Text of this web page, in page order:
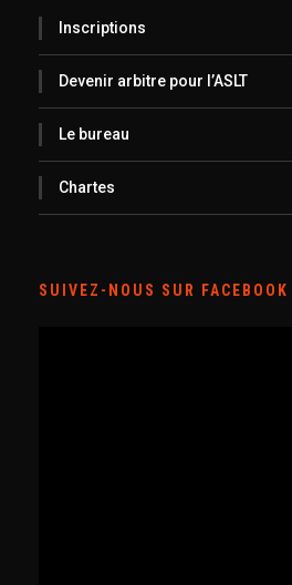
Inscriptions
Devenir arbitre pour l’ASLT
Le bureau
Chartes
SUIVEZ-NOUS SUR FACEBOOK